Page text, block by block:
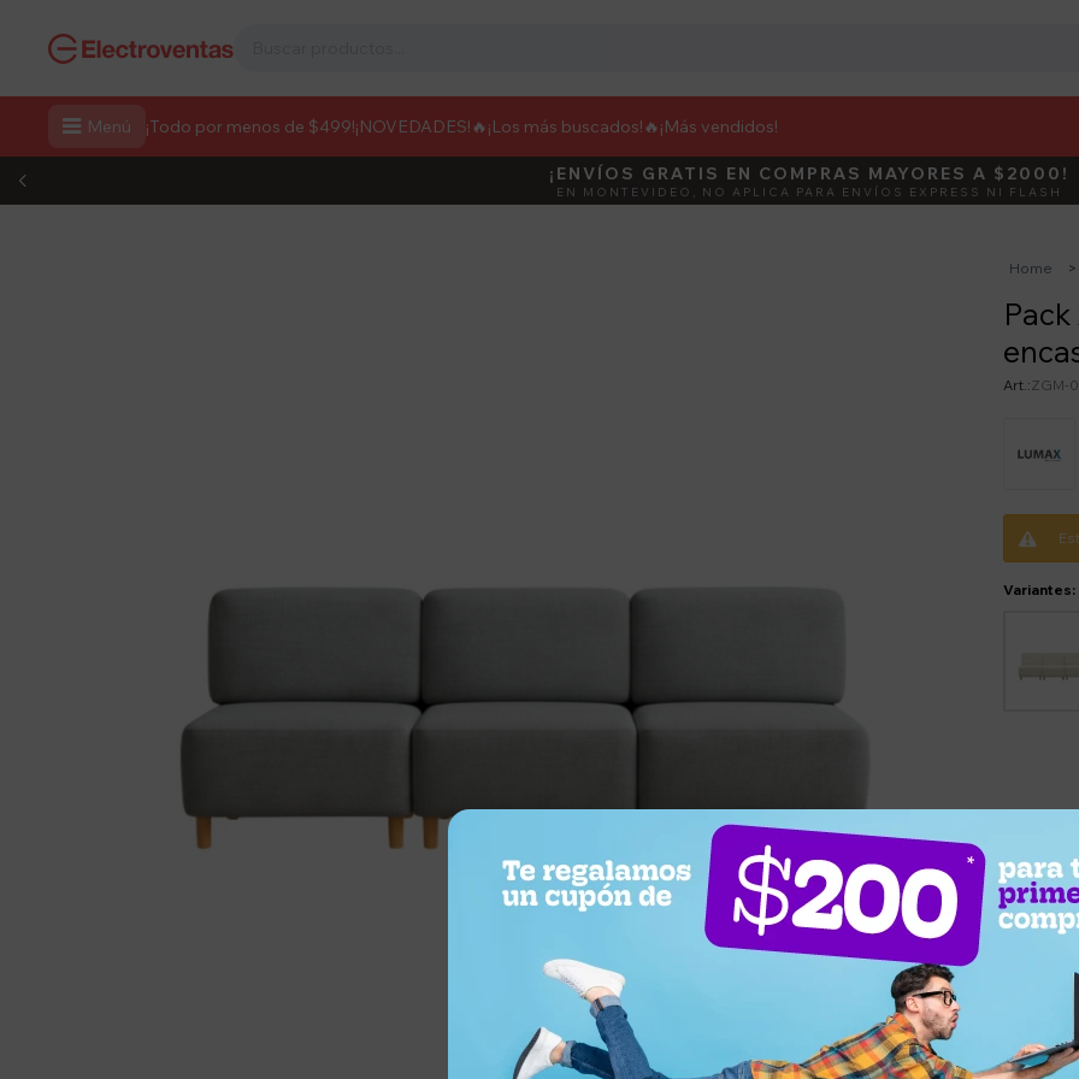
 Menú ¡Todo por menos de $499!¡NOVEDADES! 🔥¡Los más buscados!🔥 ¡Más vendidos!
DEBUT ACTIVÁ
¡ENVÍOS GRATIS EN COMPRAS MAYORES A $2000!
EN MONTEVIDEO, NO APLICA PARA ENVÍOS EXPRESS NI FLASH
Home
ZGM-
Variantes: